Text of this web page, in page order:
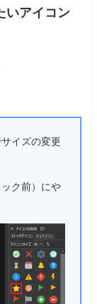
いアイコン
イズの変更
ク前）にや